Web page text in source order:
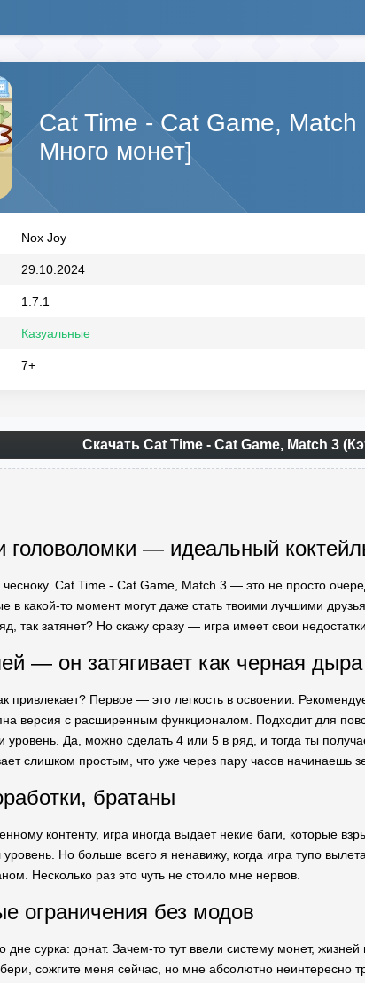
Cat Time - Cat Game,
Много монет]
Nox Joy
29.10.2024
1.7.1
Казуальные
7+
Скачать Cat Time - Cat Game, Match 3
головоломки — идеальный
чесноку. Cat Time - Cat Game, Match 3 — это не просто
в какой-то момент могут даже стать твоими лучшими
так затянет? Но скажу сразу — игра имеет свои
— он затягивает как черная дыра
привлекает? Первое — это легкость в освоении.
версия с расширенным функционалом. Подходит для
уровень. Да, можно сделать 4 или 5 в ряд, и тогда ты
слишком простым, что уже через пару часов начинаешь
братаны
контенту, игра иногда выдает некие баги, которые
Но больше всего я ненавижу, когда игра тупо
Несколько раз это чуть не стоило мне нервов.
ограничения без модов
дне сурка: донат. Зачем-то тут ввели систему монет,
сожгите меня сейчас, но мне абсолютно неинтересно